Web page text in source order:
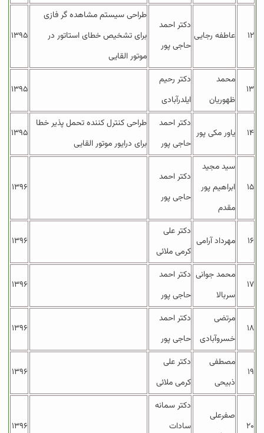
۱۲ عاطفه رجایی
دکتر احمد
حاجی پور
طراحی سیستم مشاهده گر فازی
برای تشخیص خطای استاتور در
موتور القایی
۱۳۹۵
۱۳
محمد
ظهوریان
دکتر رحیم
ایلدرآبادی
۱۳۹۵
۱۴ یاور مکی پور
دکتر احمد
حاجی پور
طراحی کنترل کننده تحمل پذیر خطا
برای درایور موتور القایی
۱۳۹۵
۱۵
سید مجید
ابراهیم پور
مقدم
دکتر احمد
حاجی پور
۱۳۹۶
۱۶ مهرداد آرامی
دکتر علی
کرمی ملائی
۱۳۹۶
۱۷
محمد جوانی
سربالا
دکتر احمد
حاجی پور
۱۳۹۶
۱۸
مرتضی
خسروآبادی
دکتر احمد
حاجی پور
۱۳۹۶
۱۹
مصطفی
ذبیحی
دکتر علی
کرمی ملائی
۱۳۹۶
۲۰
صفرعلی
دکتر سمانه
سادات
۱۳۹۶